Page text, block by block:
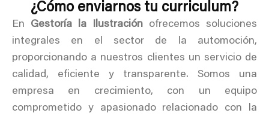
¿Cómo enviarnos tu curriculum?
En Gestoría la Ilustración ofrecemos soluciones
integrales en el sector de la automoción,
proporcionando a nuestros clientes un servicio de
calidad, eficiente y transparente. Somos una
empresa en crecimiento, con un equipo
comprometido y apasionado relacionado con la